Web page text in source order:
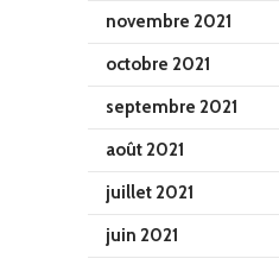
novembre 2021
octobre 2021
septembre 2021
août 2021
juillet 2021
juin 2021